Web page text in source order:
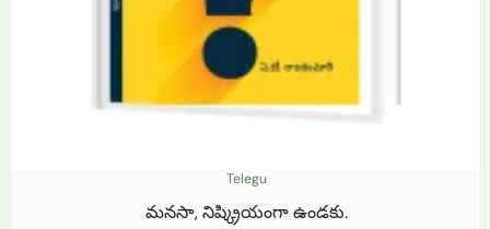
Telegu
మనసా, నిష్క్రియంగా ఉండకు.